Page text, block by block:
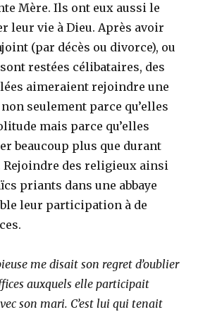
Mère. Ils ont eux aussi le
leur vie à Dieu. Après avoir
(par décès ou divorce), ou
restées célibataires, des
aimeraient rejoindre une
seulement parce qu’elles
mais parce qu’elles
beaucoup plus que durant
Rejoindre des religieux ainsi
priants dans une abbaye
leur participation à de
me disait son regret d’oublier
auxquels elle participait
son mari. C’est lui qui tenait